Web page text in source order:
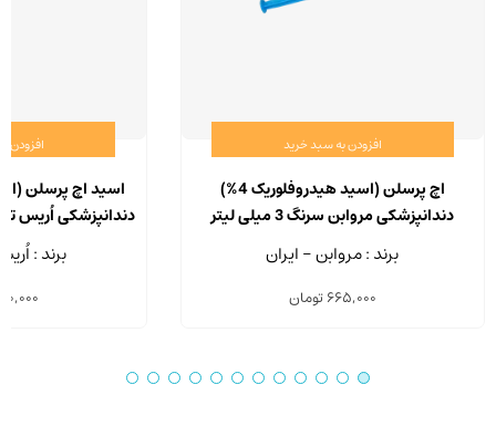
افزودن به سبد خرید
اچ پرسلن (اسید هیدروفلوریک 4%)
دندانپزشکی مروابن سرنگ 3 میلی لیتر
برند : مروابن - ایران
665,000تومان
افزودن
برند :